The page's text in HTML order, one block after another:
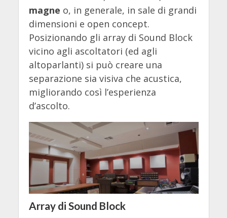
magne o, in generale, in sale di grandi
dimensioni e open concept.
Posizionando gli array di Sound Block
vicino agli ascoltatori (ed agli
altoparlanti) si può creare una
separazione sia visiva che acustica,
migliorando così l’esperienza
d’ascolto.
Array di Sound Block